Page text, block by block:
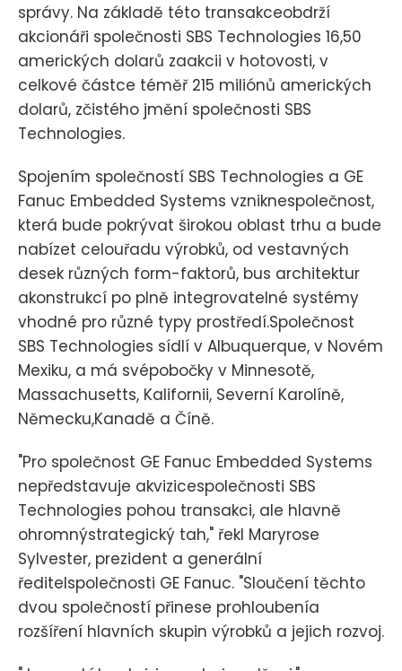
správy. Na základě této transakceobdrží
akcionáři společnosti SBS Technologies 16,50
amerických dolarů zaakcii v hotovosti, v
celkové částce téměř 215 miliónů amerických
dolarů, zčistého jmění společnosti SBS
Technologies.
Spojením společností SBS Technologies a GE
Fanuc Embedded Systems vzniknespolečnost,
která bude pokrývat širokou oblast trhu a bude
nabízet celouřadu výrobků, od vestavných
desek různých form-faktorů, bus architektur
akonstrukcí po plně integrovatelné systémy
vhodné pro různé typy prostředí.Společnost
SBS Technologies sídlí v Albuquerque, v Novém
Mexiku, a má svépobočky v Minnesotě,
Massachusetts, Kalifornii, Severní Karolíně,
Německu,Kanadě a Číně.
"Pro společnost GE Fanuc Embedded Systems
nepředstavuje akvizicespolečnosti SBS
Technologies pohou transakci, ale hlavně
ohromnýstrategický tah," řekl Maryrose
Sylvester, prezident a generální
ředitelspolečnosti GE Fanuc. "Sloučení těchto
dvou společností přinese prohloubenía
rozšíření hlavních skupin výrobků a jejich rozvoj.